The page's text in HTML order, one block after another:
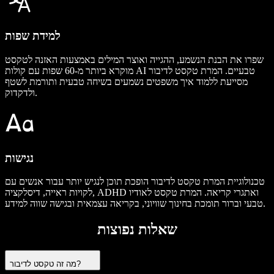
למידת שפות
שפרו את הבנת הנשמע, ההגייה ואוצר המילים באמצעות האזנה לטקסט
מוקרא ביותר מ-60 שפות עם קולות AI טבעיים. המרת טקסט לדיבור
מסייעת ללמוד איך משפטים נשמעים בשיחה טבעית ותורמת לשטף
ולדקדוק.
נגישות
טכנולוגיית המרת טקסט לדיבור הופכת תוכן לנגיש יותר עבור אנשים עם
לקויות ראייה, דיסלקציה, ADHD ואתגרי קריאה. המרת טקסט לאודיו
טבעי וברור תומכת בחינוך שוויוני, בקריאה עצמאית ובגישה שווה למידע.
שאלות נפוצות
מה זה טקסט לדיבור?